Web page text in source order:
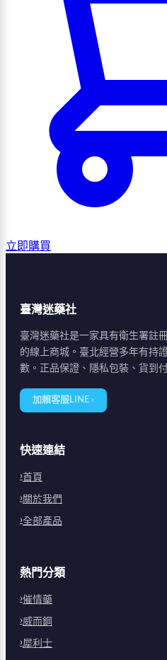
立即購買
臺灣迷藥社
臺灣迷藥社是一家具有衛生署註
的線上商城。臺北經營多年有持
數。正品保證、隱私包裝、貨到
加賴客服LINE ›
快速連結
首頁
關於我們
全部產品
熱門分類
催情藥
威而鋼
犀利士